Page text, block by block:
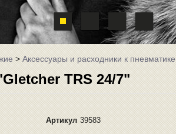
>Аксессуары и расходники к пневматике
TRS 24/7"
Артикул 39583